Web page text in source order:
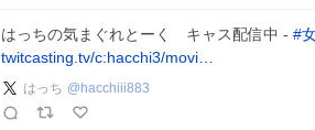
はっちの気まぐれとーく キャス配信中 - #
twitcasting.tv/c:hacchi3/movi…
はっち @ hacchiii883